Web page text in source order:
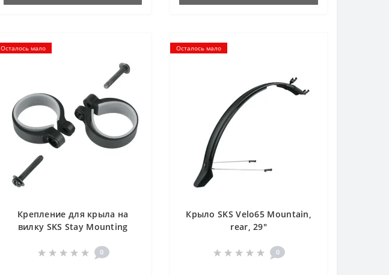
Осталось мало
Крепление для крыла на
вилку SKS Stay Mounting
(2pcs),black 0
Осталось мало
Крыло SKS Velo65 Mountain,
rear, 29"
0